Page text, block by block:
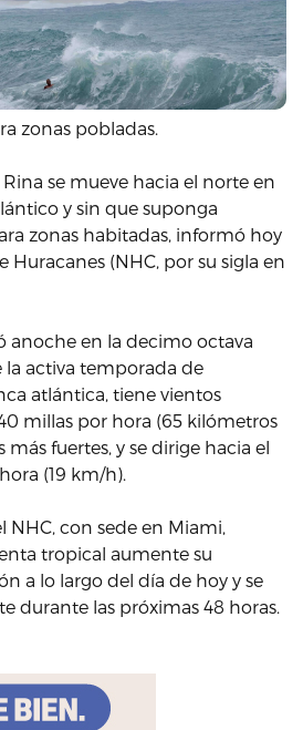
zonas pobladas.
se mueve hacia el norte en
y sin que suponga
zonas habitadas, informó hoy
Huracanes (NHC, por su sigla en
anoche en la decimo octava
activa temporada de
atlántica, tiene vientos
millas por hora (65 kilómetros
fuertes, y se dirige hacia el
(19 km/h).
NHC, con sede en Miami,
tropical aumente su
a lo largo del día de hoy y se
durante las próximas 48 horas.